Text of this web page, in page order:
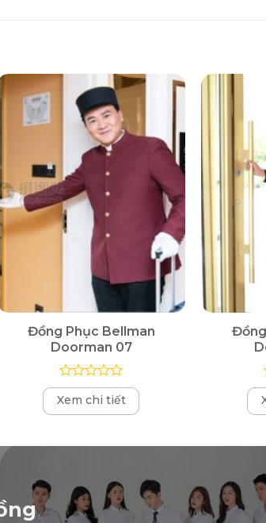
Đồng Phục Bellman
Doorman 07
Được
xếp
hạng
Xem chi tiết